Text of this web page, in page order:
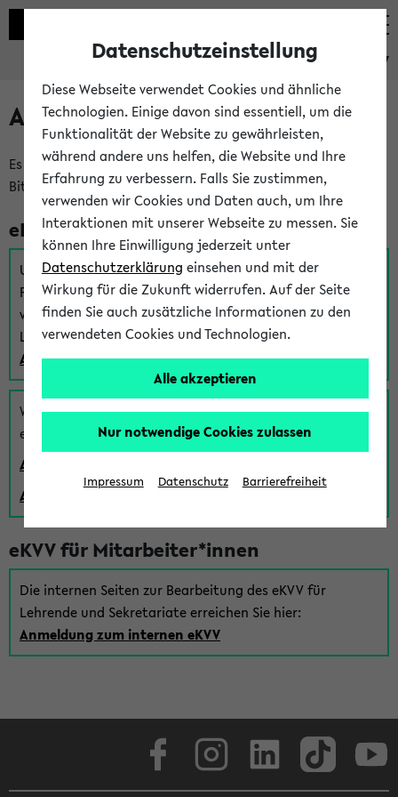
eKVV
Anmeldung am eKVV
Es gibt mehrere Möglichkeiten zur Anmeldung am eKVV.
Bitte wählen Sie die für Sie richtige aus:
eKVV für Studierende
Um sich einen Stundenplan zu erstellen und alle weiteren
Funktionen des eKVVs für Studierende zu nutzen,
verwenden Sie diesen Link zur Anmeldung über Ihr Uni
Login:
Anmeldung zum eKVV der Studierenden
Wenn Sie (noch) kein Uni Login haben, können Sie das
eKVV auch über einen Gastzugang verwenden:
Anmeldung über einen vorhandenen Gastzugang
Anlegen eines neuen Gastzugangs
eKVV für Mitarbeiter*innen
Die internen Seiten zur Bearbeitung des eKVV für
Lehrende und Sekretariate erreichen Sie hier:
Anmeldung zum internen eKVV
Datenschutzeinstellung
Diese Webseite verwendet Cookies und ähnliche
Technologien. Einige davon sind essentiell, um die
Funktionalität der Website zu gewährleisten,
während andere uns helfen, die Website und Ihre
Erfahrung zu verbessern. Falls Sie zustimmen,
verwenden wir Cookies und Daten auch, um Ihre
Interaktionen mit unserer Webseite zu messen. Sie
können Ihre Einwilligung jederzeit unter
Datenschutzerklärung einsehen und mit der
Wirkung für die Zukunft widerrufen. Auf der Seite
finden Sie auch zusätzliche Informationen zu den
verwendeten Cookies und Technologien.
Alle akzeptieren
Nur notwendige Cookies zulassen
Impressum Datenschutz Barrierefreiheit